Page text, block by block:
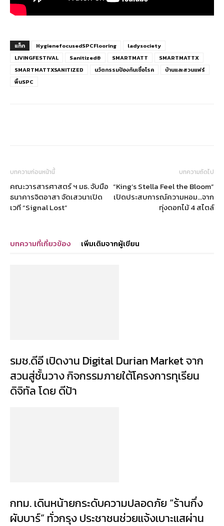
แท็ก HygienefocusedSPCFlooring
ladysociety
LIVINGFESTIVAL
Sanitized® SMARTMATT
SMARTMATTX
SMARTMATTXSANITIZED
นวัตกรรมป้องกันเชื้อโรค
บ้านและสวนแฟร์
พื้นSPC
บทความก่อนหน้านี้
คณะวารสารศาสตร์ ฯ มธ. จับมือ
ธนาคารจิตอาสา จัดเสวนาเปิด
เวที “Signal Lost”
บทความถัดไป
“King’s Stella Feel the Bloom”
เปิดประสบการณ์ความหอม…จาก
ทุ่งดอกไม้ 4 สไตล์
บทความที่เกี่ยวข้อง เพิ่มเติมจากผู้เขียน
รมช.ดีอี เปิดงาน Digital Durian Market จาก
สวนสู่ชั้นวาง กิจกรรมภายใต้โครงการทุเรียน
ดิจิทัล โดย ดีป้า
กทม. เดินหน้ายกระดับความปลอดภัย “ร้านกึ่ง
ผับบาร์” ทั่วกรุง ประชาชนช่วยแจ้งเบาะแสผ่าน